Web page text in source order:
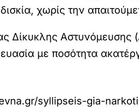
χωρίς την
Δίκυκλης Αστυνόμευσης
με ποσότητα
syllipseis-gia-